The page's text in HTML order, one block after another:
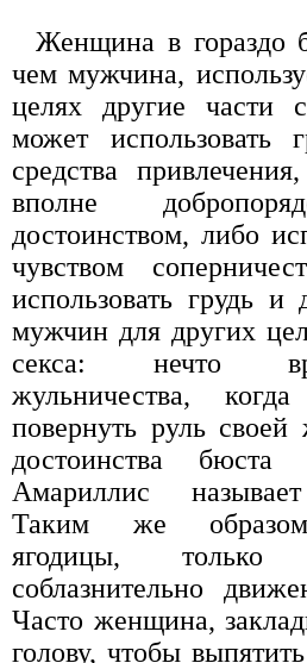
Женщина в гораздо
чем мужчина,
целях другие части
может использовать
средства
вполне
достоинством, либо
чувством
использовать грудь и
мужчин для других
секса: нечто
жульничества,
повернуть руль своей
достоинства
Амариллис
Таким же образом
ягодицы,
соблазнительно
Часто женщина,
голову, чтобы